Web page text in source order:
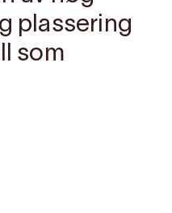
plassering
som